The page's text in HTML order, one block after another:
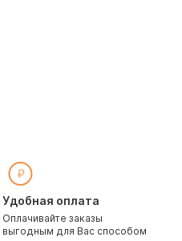
Удобная оплата
Оплачивайте заказы
выгодным для Вас способом